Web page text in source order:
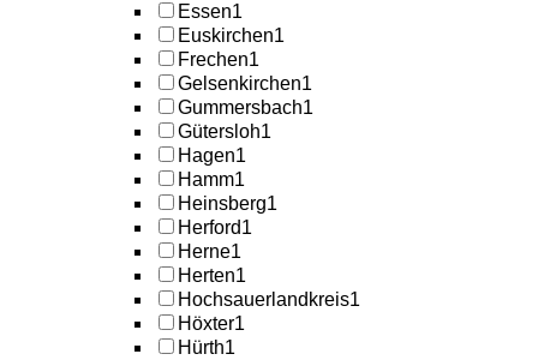
Essen1
Euskirchen1
Frechen1
Gelsenkirchen1
Gummersbach1
Gütersloh1
Hagen1
Hamm1
Heinsberg1
Herford1
Herne1
Herten1
Hochsauerlandkreis1
Höxter1
Hürth1